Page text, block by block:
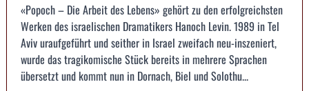
«Popoch – Die Arbeit des Lebens» gehört zu den erfolgreichsten
Werken des israelischen Dramatikers Hanoch Levin. 1989 in Tel
Aviv uraufgeführt und seither in Israel zweifach neu-inszeniert,
wurde das tragikomische Stück bereits in mehrere Sprachen
übersetzt und kommt nun in Dornach, Biel und Solothu...